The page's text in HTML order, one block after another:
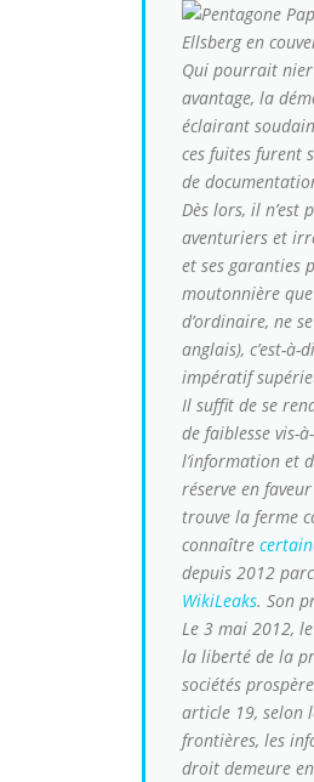
Ellsberg en
Qui pourrait nier
avantage, la
éclairant
ces fuites furent
de
Dès lors, il
aventuriers et
et ses garanties
moutonnière
d’ordinaire, ne
anglais), c’est-
impératif
Il suffit de se
de faiblesse vis-
l’information et
réserve en faveur
trouve la ferme
connaître
depuis 2012
WikiLeaks. Son
Le 3 mai 2012,
la liberté de la
sociétés
article 19, selon
frontières, les
droit demeure